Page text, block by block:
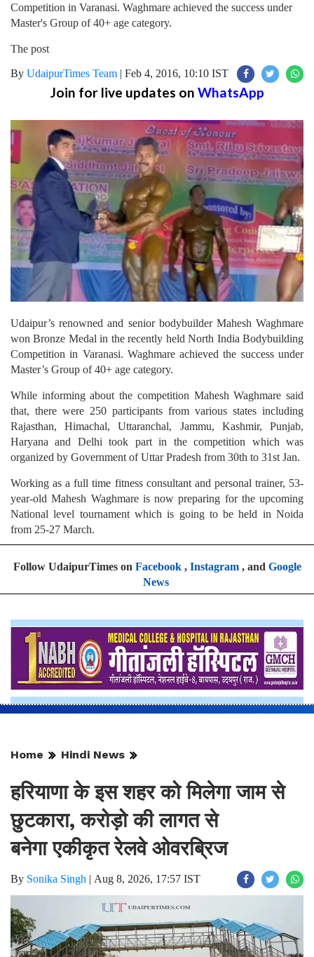
Competition in Varanasi. Waghmare achieved the success under
Master's Group of 40+ age category.
The post
By UdaipurTimes Team | Feb 4, 2016, 10:10 IST
Join for live updates on WhatsApp
Udaipur’s renowned and senior bodybuilder Mahesh Waghmare
won Bronze Medal in the recently held North India Bodybuilding
Competition in Varanasi. Waghmare achieved the success under
Master’s Group of 40+ age category.
While informing about the competition Mahesh Waghmare said
that, there were 250 participants from various states including
Rajasthan, Himachal, Uttaranchal, Jammu, Kashmir, Punjab,
Haryana and Delhi took part in the competition which was
organized by Government of Uttar Pradesh from 30th to 31st Jan.
Working as a full time fitness consultant and personal trainer, 53-
year-old Mahesh Waghmare is now preparing for the upcoming
National level tournament which is going to be held in Noida
from 25-27 March.
Follow UdaipurTimes on Facebook, Instagram, and Google
News
Home Hindi News
हरियाणा के इस शहर को मिलेगा जाम से
छुटकारा, करोड़ो की लागत से
बनेगा एकीकृत रेलवे ओवरब्रिज
By Sonika Singh | Aug 8, 2026, 17:57 IST